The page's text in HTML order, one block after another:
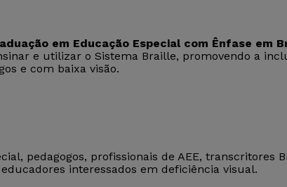
em Educação Especial com Ênfase em
e utilizar o Sistema Braille, promovendo a
e com baixa visão.
pedagogos, profissionais de AEE, transcritores
interessados em deficiência visual.